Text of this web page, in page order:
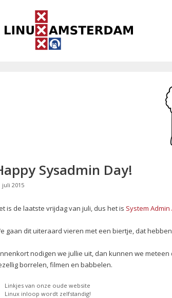
Sysadmin Day!
juli 2015
is de laatste vrijdag van juli, dus het is System
gaan dit uiteraard vieren met een biertje, dat
nodigen we jullie uit, dan kunnen we
borrelen, filmen en babbelen.
Linkjes van onze oude website
Linux inloop wordt zelfstandig!